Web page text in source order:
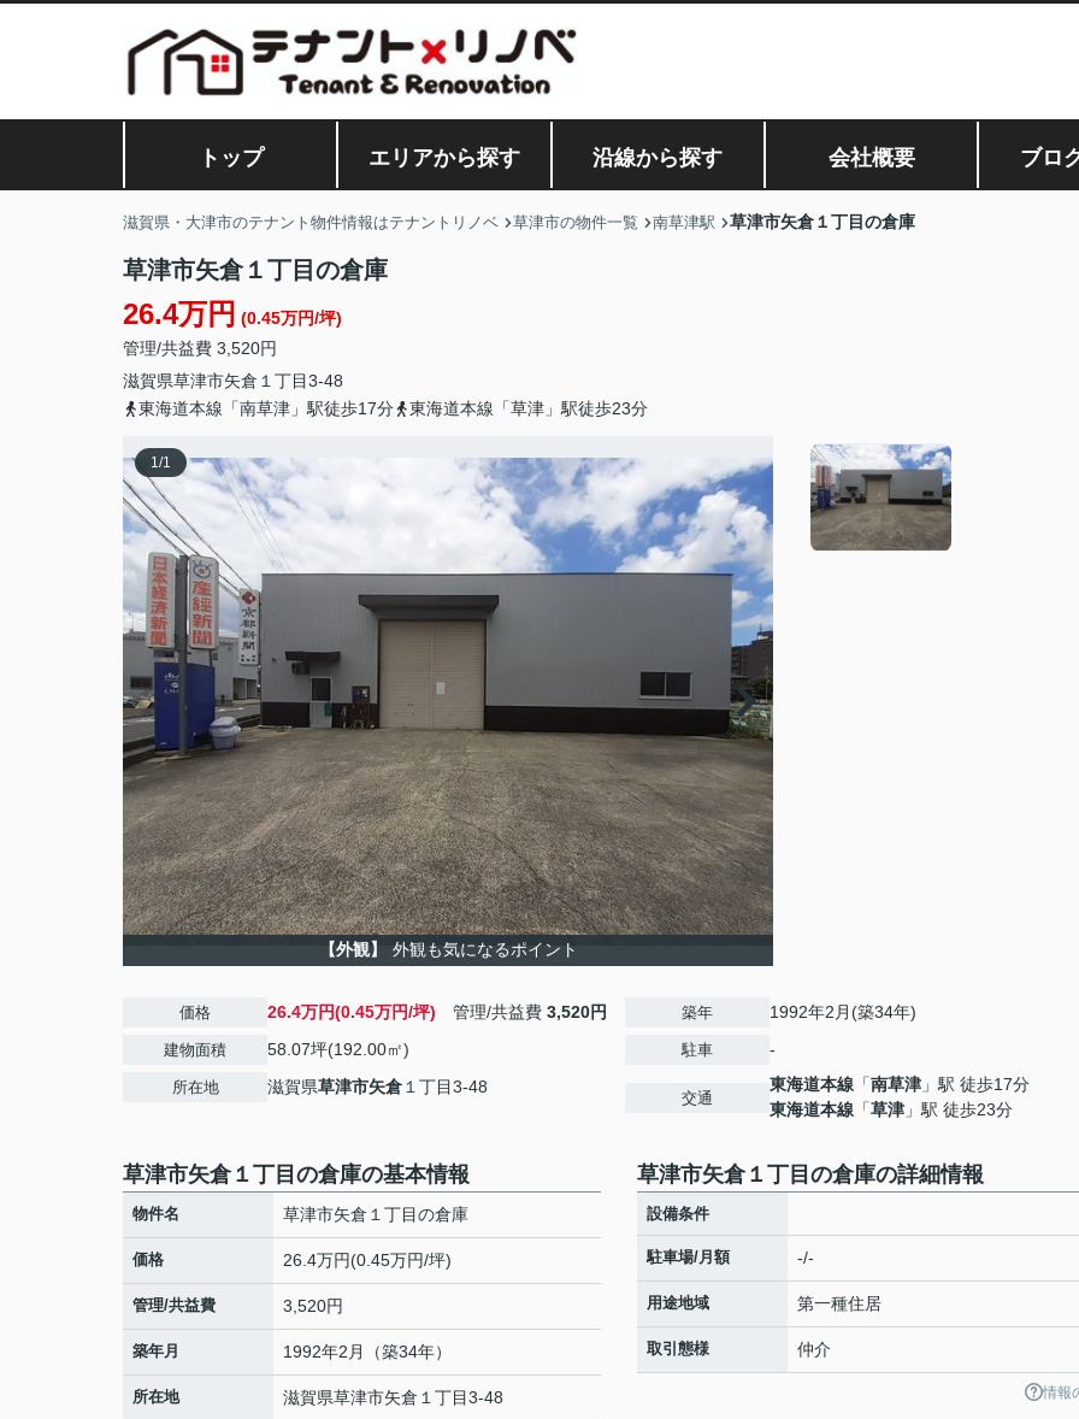
トップ エリアから探す 沿線から探す 会社概要 ブロ
滋賀県・大津市のテナント物件情報はテナントリノベ 草津市の物件一覧 南草津駅 草津市矢倉１丁目の倉庫
草津市矢倉１丁目の倉庫
26.4万円 (0.45万円/坪)
管理/共益費 3,520円
滋賀県草津市矢倉 １丁目3-48
東海道本線「南草津」駅徒歩17分
東海道本線「草津」駅徒歩23分
1/1
【外観】 外観も気になるポイント
価格 26.4万円(0.45万円/坪) 管理/共益費 3,520円
建物面積 58.07坪(192.00㎡)
所在地 滋賀県草津市矢倉 １丁目3-48
築年 1992年2月(築34年)
駐車 -
交通
東海道本線 「南草津 」駅 徒歩17分
東海道本線 「草津 」駅 徒歩23分
草津市矢倉１丁目の倉庫の基本情報
物件名 草津市矢倉１丁目の倉庫
価格 26.4万円(0.45万円/坪)
管理/共益費 3,520円
築年月 1992年2月（築34年）
所在地 滋賀県草津市矢倉 １丁目3-48
草津市矢倉１丁目の倉庫の詳細情報
設備条件
駐車場/月額 -/-
用途地域 第一種住居
取引態様 仲介
情報